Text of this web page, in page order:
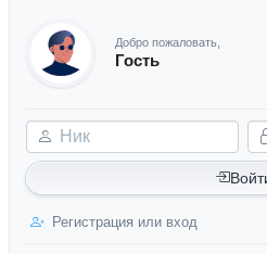
Добро пожаловать,
Гость
Ник
Регистрация или вход